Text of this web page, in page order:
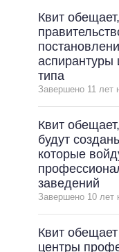
Квит
аспирантуры
типа
Завершено 11 лет
Квит
будут
которые
заведений
Завершено 10 лет
Квит
центры